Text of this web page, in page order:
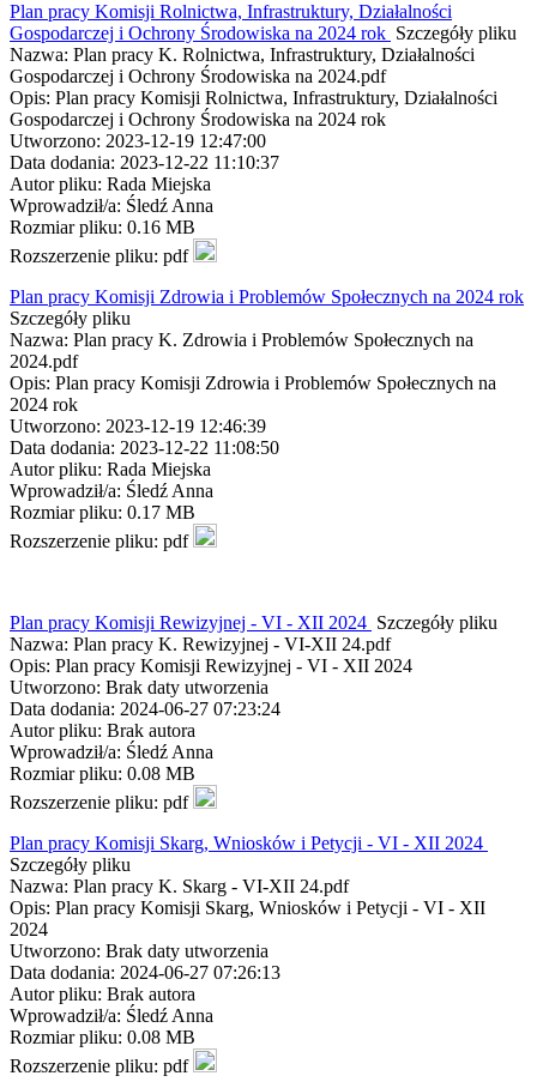
Plan pracy Komisji Rolnictwa, Infrastruktury, Działalności
Gospodarczej i Ochrony Środowiska na 2024 rok Szczegóły pliku
Nazwa: Plan pracy K. Rolnictwa, Infrastruktury, Działalności
Gospodarczej i Ochrony Środowiska na 2024.pdf
Opis: Plan pracy Komisji Rolnictwa, Infrastruktury, Działalności
Gospodarczej i Ochrony Środowiska na 2024 rok
Utworzono: 2023-12-19 12:47:00
Data dodania: 2023-12-22 11:10:37
Autor pliku: Rada Miejska
Wprowadził/a: Śledź Anna
Rozmiar pliku: 0.16 MB
Rozszerzenie pliku: pdf
Plan pracy Komisji Zdrowia i Problemów Społecznych na 2024 rok
Szczegóły pliku
Nazwa: Plan pracy K. Zdrowia i Problemów Społecznych na
2024.pdf
Opis: Plan pracy Komisji Zdrowia i Problemów Społecznych na
2024 rok
Utworzono: 2023-12-19 12:46:39
Data dodania: 2023-12-22 11:08:50
Autor pliku: Rada Miejska
Wprowadził/a: Śledź Anna
Rozmiar pliku: 0.17 MB
Rozszerzenie pliku: pdf
Plan pracy Komisji Rewizyjnej - VI - XII 2024 Szczegóły pliku
Nazwa: Plan pracy K. Rewizyjnej - VI-XII 24.pdf
Opis: Plan pracy Komisji Rewizyjnej - VI - XII 2024
Utworzono: Brak daty utworzenia
Data dodania: 2024-06-27 07:23:24
Autor pliku: Brak autora
Wprowadził/a: Śledź Anna
Rozmiar pliku: 0.08 MB
Rozszerzenie pliku: pdf
Plan pracy Komisji Skarg, Wniosków i Petycji - VI - XII 2024
Szczegóły pliku
Nazwa: Plan pracy K. Skarg - VI-XII 24.pdf
Opis: Plan pracy Komisji Skarg, Wniosków i Petycji - VI - XII
2024
Utworzono: Brak daty utworzenia
Data dodania: 2024-06-27 07:26:13
Autor pliku: Brak autora
Wprowadził/a: Śledź Anna
Rozmiar pliku: 0.08 MB
Rozszerzenie pliku: pdf